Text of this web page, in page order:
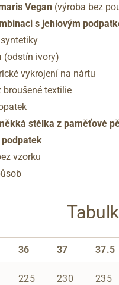
Vegan (výroba bez
s jehlovým
(odstín ivory)
vykrojení na nártu
textilie
stélka z paměťové
vzorku
36 37 37.5
225 230 235